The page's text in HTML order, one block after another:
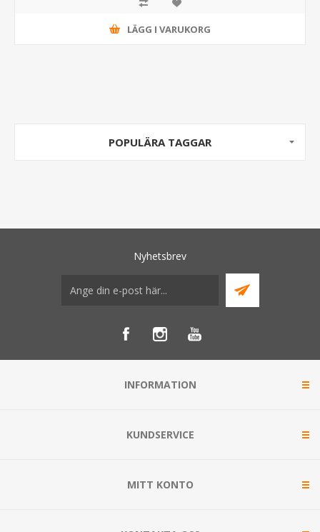
LÄGG I VARUKORG
POPULÄRA TAGGAR
Nyhetsbrev
INFORMATION
KUNDSERVICE
MITT KONTO